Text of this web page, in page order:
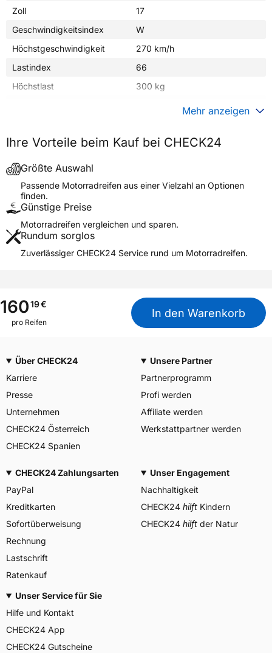
Zoll
17
Geschwindigkeitsindex
W
Höchstgeschwindigkeit
270 km/h
Lastindex
66
Höchstlast
300 kg
Fahrzeugtyp
Motorrad
Verwendung
Modellname
DIABLO ROSSO IV CORSA
Reifenposition
Motorradtyp
Super Sport
Weitere Eigenschaften
M+S
Nein
Motorrad Kennzeichnung
M/C
Allgemeine Produktsicherheit (GPSR)
Herstellerkontakt
PIRELLI TYRE SPA, Viale
Piero e Alberto Pirelli 25
20126 Milano Italien,
consumer.support@pirelli.co
Mehr anzeigen
Ihre Vorteile beim Kauf bei CHECK24
Größte Auswahl
Passende Motorradreifen aus einer Vielzahl an Optionen
finden.
Günstige Preise
Motorradreifen vergleichen und sparen.
Rundum sorglos
Zuverlässiger CHECK24 Service rund um Motorradreifen.
16019€
pro Reifen
In den Warenkorb
Über CHECK24
Karriere
Presse
Unternehmen
CHECK24 Österreich
CHECK24 Spanien
Unsere Partner
Partnerprogramm
Profi werden
Affiliate werden
Werkstattpartner werden
CHECK24 Zahlungsarten
PayPal
Kreditkarten
Sofortüberweisung
Rechnung
Lastschrift
Ratenkauf
Unser Engagement
Nachhaltigkeit
CHECK24 hilft Kindern
CHECK24 hilft der Natur
Unser Service für Sie
Hilfe und Kontakt
CHECK24 App
CHECK24 Gutscheine